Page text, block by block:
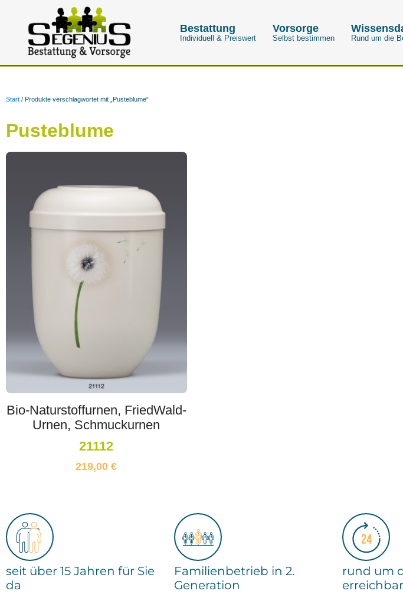
Bestattung
Individuell & Preiswert
Vorsorge
Selbst bestimmen Rund um die
Start / Produkte verschlagwortet mit „Pusteblume“
Pusteblume
Bio-Naturstoffurnen, FriedWald-
Urnen, Schmuckurnen
21112
219,00€
seit über 15 Jahren für Sie
da
Familienbetrieb in 2.
Generation
rund um
erreichbar